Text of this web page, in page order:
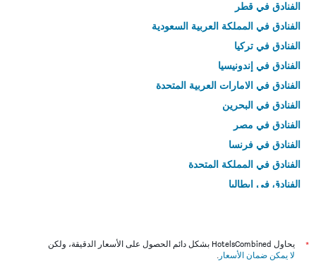
الفنادق في قطر
الفنادق في المملكة العربية السعودية
الفنادق في تركيا
الفنادق في إندونيسيا
الفنادق في الامارات العربية المتحدة
الفنادق في البحرين
الفنادق في مصر
الفنادق في فرنسا
الفنادق في المملكة المتحدة
الفنادق في إيطاليا
*
يحاول HotelsCombined بشكل دائم الحصول على الأسعار الدقيقة، ولكن
لا يمكن ضمان الأسعار .